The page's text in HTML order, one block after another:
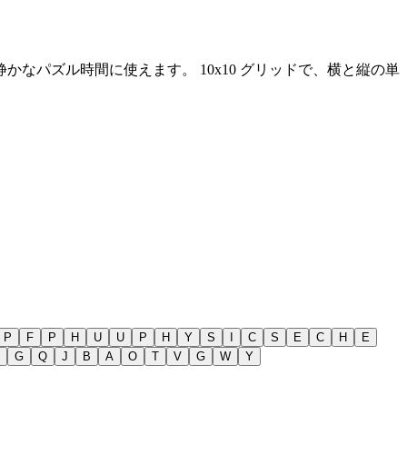
なパズル時間に使えます。
10x10 グリッドで、横と縦の単
P F P H U U P H Y S I C S E C H
E
G Q J B A O T V G W Y